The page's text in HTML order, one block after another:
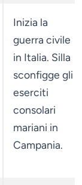
Inizia la
guerra civile
in Italia. Silla
sconfigge gli
eserciti
consolari
mariani in
Campania.